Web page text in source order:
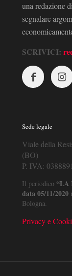
una redazione
segnalare
SCRIVICI:
Sede legale
Viale della
(BO)
P. IVA:
Il periodico “LA
data 05/11/2020
Bologna.
Privacy e